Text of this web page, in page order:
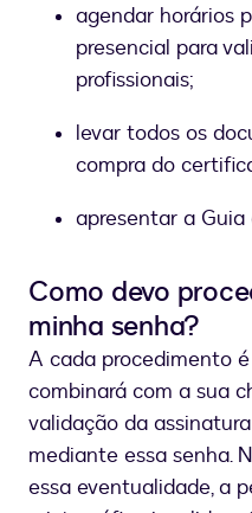
agendar horários
presencial para
profissionais;
levar todos os
compra do
apresentar a
Como devo
minha senha?
A cada procedimento
combinará com a sua
validação da
mediante essa senha.
essa eventualidade, a